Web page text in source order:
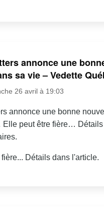
annonce une
sa vie – Vedette
26 avril à 19:03
annonce une bonne
peut être fière… Détails
Détails dans l'article.